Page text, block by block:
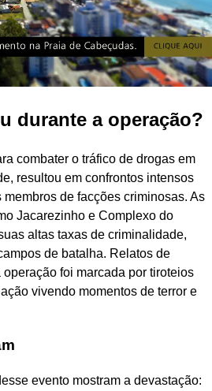
durante a operação?
combater o tráfico de drogas em
resultou em confrontos intensos
de facções criminosas. As
Jacarezinho e Complexo do
altas taxas de criminalidade,
de batalha. Relatos de
foi marcada por tiroteios
vivendo momentos de terror e
evento mostram a devastação: